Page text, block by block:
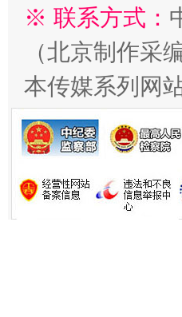
※ 联系方式：
（北京制作采
本传媒系列网